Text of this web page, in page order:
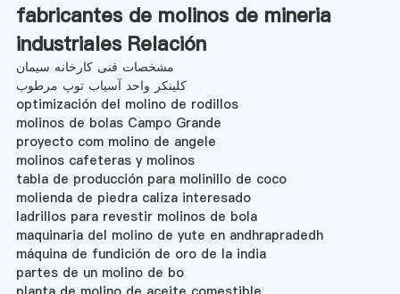
fabricantes de molinos de mineria
industriales Relación
مشخصات فنی کارخانه سیمان
کلینکر واحد آسیاب توپ مرطوب
optimización del molino de rodillos
molinos de bolas Campo Grande
proyecto com molino de angele
molinos cafeteras y molinos
tabla de producción para molinillo de coco
molienda de piedra caliza interesado
ladrillos para revestir molinos de bola
maquinaria del molino de yute en andhrapradedh
máquina de fundición de oro de la india
partes de un molino de bo